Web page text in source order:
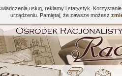
usług, reklamy i statystyk.
urządzeniu. Pamiętaj, że zawsze możesz